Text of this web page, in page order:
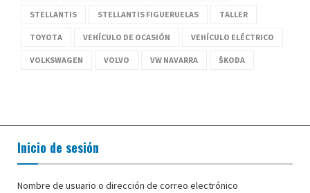
STELLANTIS STELLANTIS FIGUERUELAS TALLER
TOYOTA VEHÍCULO DE OCASIÓN VEHÍCULO ELÉCTRICO
VOLKSWAGEN VOLVO VW NAVARRA ŠKODA
Inicio de sesión
Nombre de usuario o dirección de correo electrónico